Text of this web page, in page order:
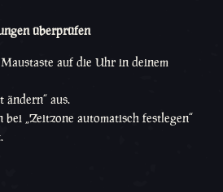
überprüfen
auf die Uhr in deinem
aus.
„Zeitzone automatisch festlegen“